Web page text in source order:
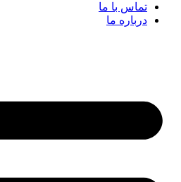
تماس با ما
درباره ما